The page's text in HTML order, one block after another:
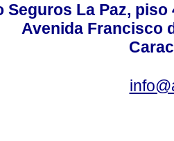
Seguros La Paz,
Avenida Francisco